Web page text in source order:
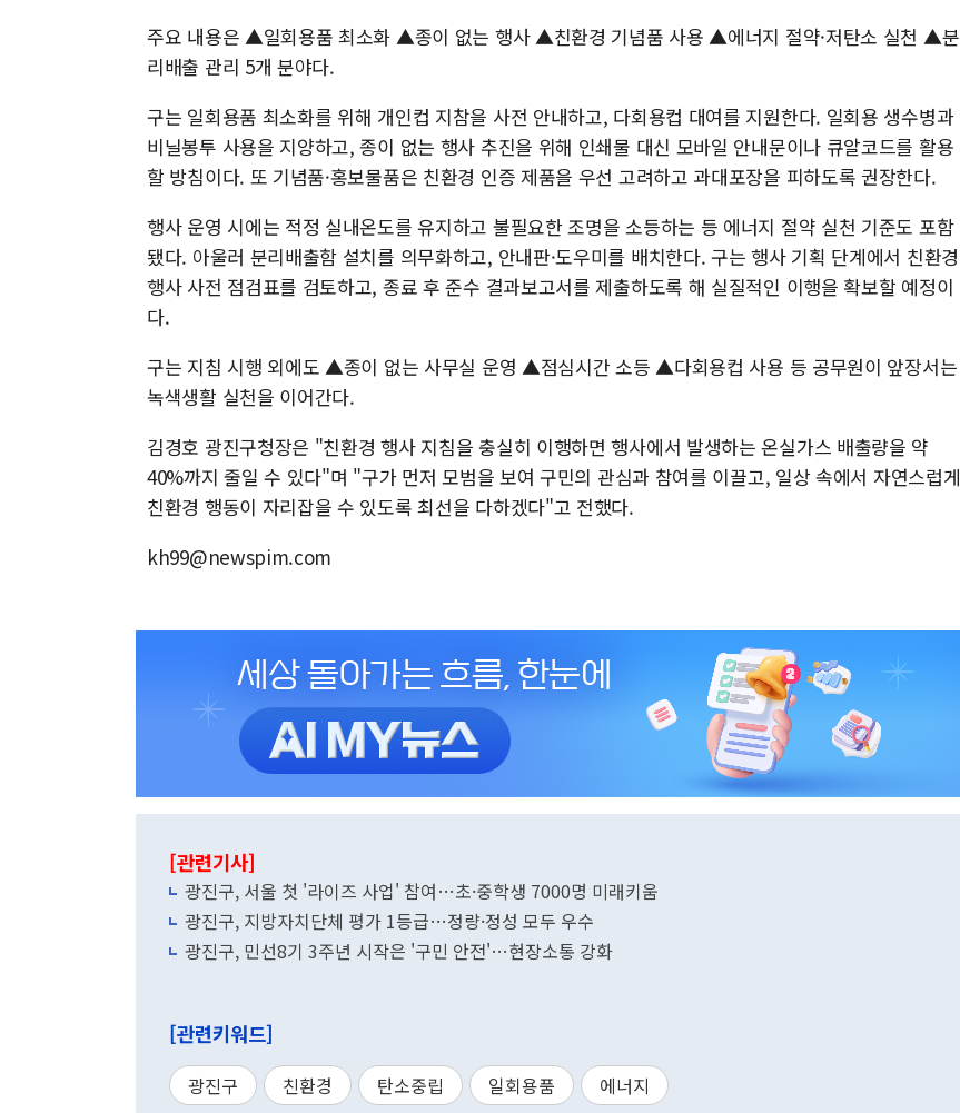
주요 내용은 ▲일회용품 최소화 ▲종이 없는 행사 ▲친환경 기념품 사용 ▲에너지 절약·저탄소 실천 ▲분
리배출 관리 5개 분야다.
구는 일회용품 최소화를 위해 개인컵 지참을 사전 안내하고, 다회용컵 대여를 지원한다. 일회용 생수병과
비닐봉투 사용을 지양하고, 종이 없는 행사 추진을 위해 인쇄물 대신 모바일 안내문이나 큐알코드를 활용
할 방침이다. 또 기념품·홍보물품은 친환경 인증 제품을 우선 고려하고 과대포장을 피하도록 권장한다.
행사 운영 시에는 적정 실내온도를 유지하고 불필요한 조명을 소등하는 등 에너지 절약 실천 기준도 포함
됐다. 아울러 분리배출함 설치를 의무화하고, 안내판·도우미를 배치한다. 구는 행사 기획 단계에서 친환경
행사 사전 점검표를 검토하고, 종료 후 준수 결과보고서를 제출하도록 해 실질적인 이행을 확보할 예정이
다.
구는 지침 시행 외에도 ▲종이 없는 사무실 운영 ▲점심시간 소등 ▲다회용컵 사용 등 공무원이 앞장서는
녹색생활 실천을 이어간다.
김경호 광진구청장은 "친환경 행사 지침을 충실히 이행하면 행사에서 발생하는 온실가스 배출량을 약
40%까지 줄일 수 있다"며 "구가 먼저 모범을 보여 구민의 관심과 참여를 이끌고, 일상 속에서 자연스럽게
친환경 행동이 자리잡을 수 있도록 최선을 다하겠다"고 전했다.
kh99@newspim.com
[관련기사]
광진구, 서울 첫 '라이즈 사업' 참여…초·중학생 7000명 미래키움
광진구, 지방자치단체 평가 1등급…정량·정성 모두 우수
광진구, 민선8기 3주년 시작은 '구민 안전'…현장소통 강화
[관련키워드]
광진구 친환경 탄소중립 일회용품 에너지